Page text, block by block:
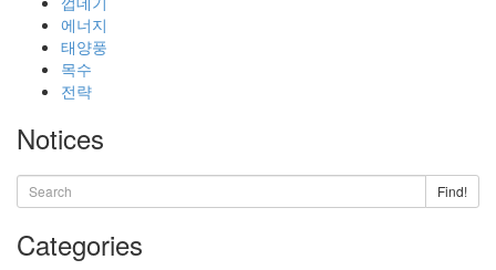
에너지
태양풍
목수
전략
Notices
Find!
Categories